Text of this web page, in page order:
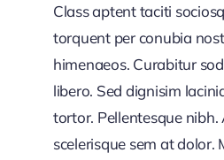
Class aptent taciti
torquent per conubia
himenaeos. Curabitur
libero. Sed dignisim
tortor. Pellentesque nibh.
scelerisque sem at dolor.